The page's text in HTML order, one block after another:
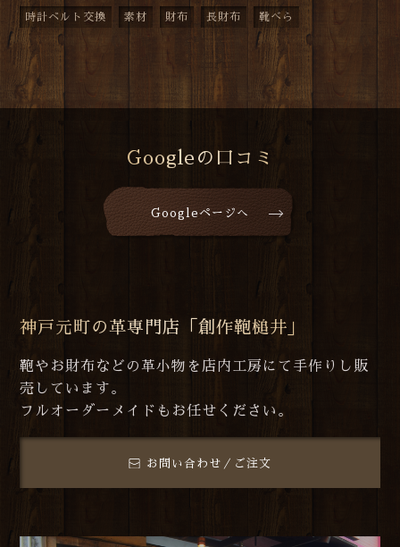
時計ベルト交換 素材 財布 長財布 靴べら
Googleの口コミ
Googleページへ
神戸元町の革専門店「創作鞄槌井」
鞄やお財布などの革小物を店内工房にて手作りし販
売しています。
フルオーダーメイドもお任せください。
お問い合わせ／ご注文